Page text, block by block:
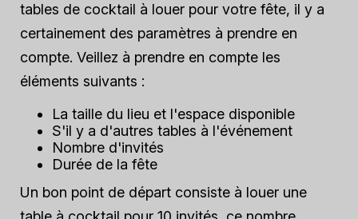
tables de cocktail à louer pour votre fête, il y a
certainement des paramètres à prendre en
compte. Veillez à prendre en compte les
éléments suivants :
La taille du lieu et l'espace disponible
S'il y a d'autres tables à l'événement
Nombre d'invités
Durée de la fête
Un bon point de départ consiste à louer une